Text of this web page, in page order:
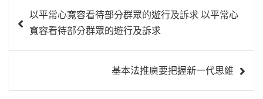
章 以平常心寬容看待部分群眾的遊行及訴求 以平常心
寬容看待部分群眾的遊行及訴求
基本法推廣要把握新一代思維